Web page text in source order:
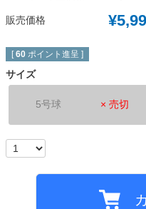
販売価格 ¥
[ 60 ポイント進呈 ]
サイズ
5号球 × 売切